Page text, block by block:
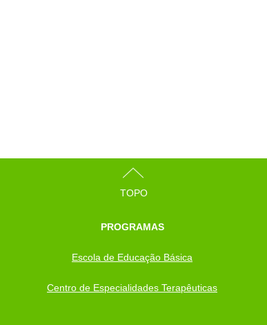
TOPO
PROGRAMAS
Escola de Educação Básica
Centro de Especialidades Terapêuticas